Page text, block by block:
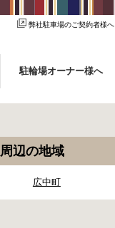
弊社駐車場のご契約者様へ
駐輪場オーナー様へ
周辺の地域
広中町